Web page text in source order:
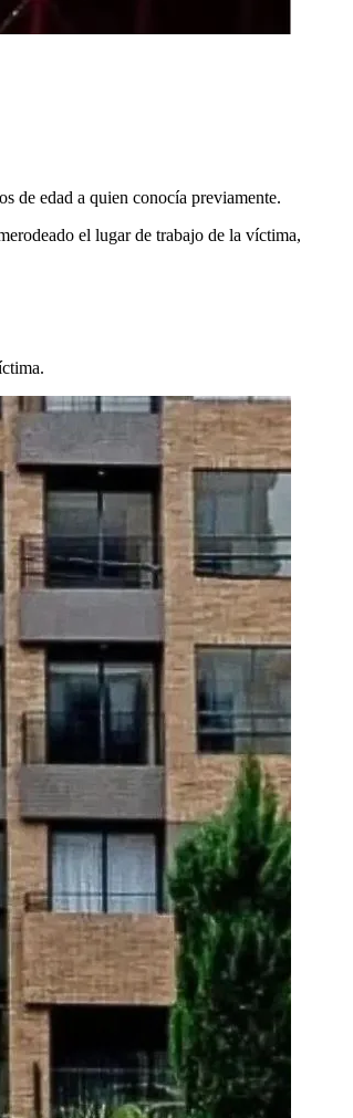
de edad a quien conocía previamente.
el lugar de trabajo de la víctima,